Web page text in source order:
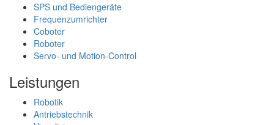
SPS und Bediengeräte
Frequenzumrichter
Coboter
Roboter
Servo- und Motion-Control
Leistungen
Robotik
Antriebstechnik